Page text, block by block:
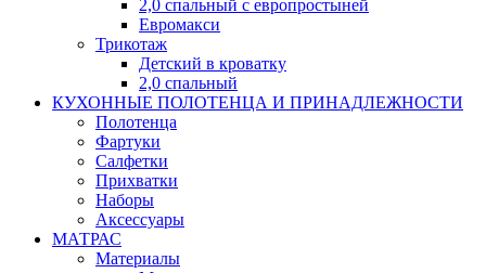
2,0 спальный с европростыней
Евромакси
Трикотаж
Детский в кроватку
2,0 спальный
КУХОННЫЕ ПОЛОТЕНЦА И ПРИНАДЛЕЖНОСТИ
Полотенца
Фартуки
Салфетки
Прихватки
Наборы
Аксессуары
МАТРАС
Материалы